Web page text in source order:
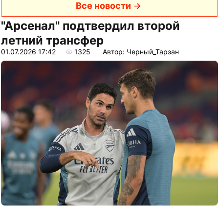
Все новости
"Арсенал" подтвердил второй
летний трансфер
01.07.2026 17:42 1325 Автор: Черный_Тарзан